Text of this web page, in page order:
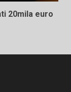
20mila euro